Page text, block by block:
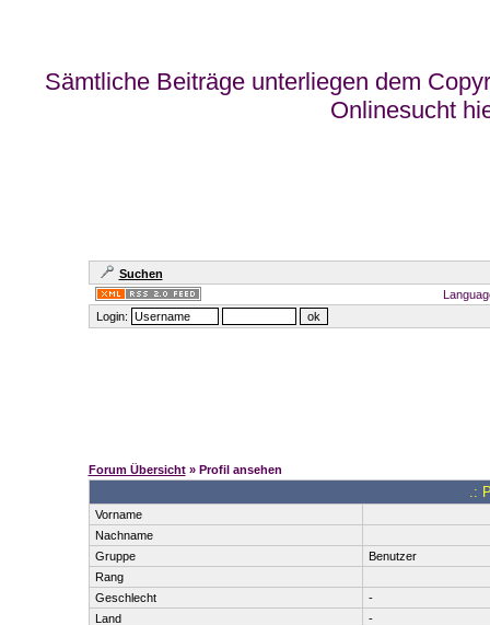
Sämtliche Beiträge unterliegen dem
Onlinesucht
Suchen
Login:
Forum Übersicht» Profil ansehen
.:
Vorname
Nachname
Gruppe
Benutzer
Rang
Geschlecht
-
Land
-